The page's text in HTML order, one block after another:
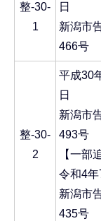
整-30-
1
日
新潟市
466号
整-30-
2
平成30
日
新潟市
493号
【一部
令和4年
新潟市
435号